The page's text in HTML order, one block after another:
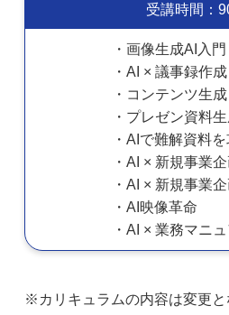
受講時間：
画像生成AI入門
AI × 議事録作成
コンテンツ生成
プレゼン資料
AIで難解資料を
AI × 新規事業企
AI × 新規事業企
AI映像革命
AI × 業務マニ
※カリキュラムの内容は変更と